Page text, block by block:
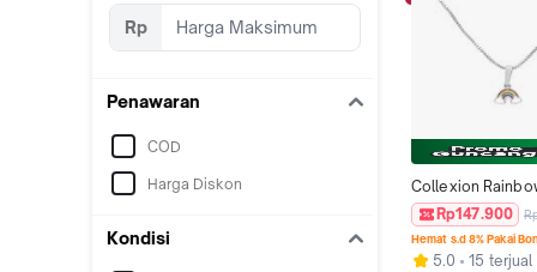
Rp
Penawaran
COD
Harga Diskon
Kondisi
Aksesoris
Nikah Free Box
Collexion
Necklace Kalung
Lapis Emas Gold
Cm
Rp147.900
Hemat s.d 8% Pakai
5.0
15 terjual